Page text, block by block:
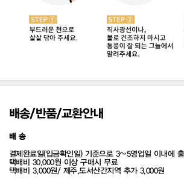
배송/반품/교환안내
배 송
결제완료일(입금확인일) 기준으로 3~5영업일 이내에
택배비 30,000원 이상 구매시 무료
택배비 3,000원/ 제주,도서산간지역 추가 3,000원